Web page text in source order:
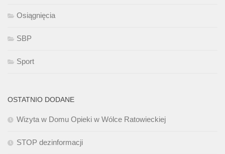
Osiągnięcia
SBP
Sport
OSTATNIO DODANE
Wizyta w Domu Opieki w Wólce Ratowieckiej
STOP dezinformacji